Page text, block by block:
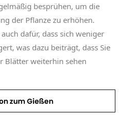
besprühen, um die
der Pflanze zu erhöhen.
dafür, dass sich weniger
was dazu beiträgt, dass Sie
Blätter weiterhin sehen
zum Gießen